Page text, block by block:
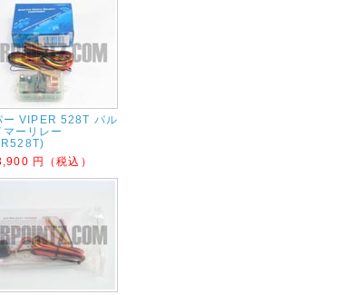
ー VIPER 528T パル
マーリレー
円（税込）